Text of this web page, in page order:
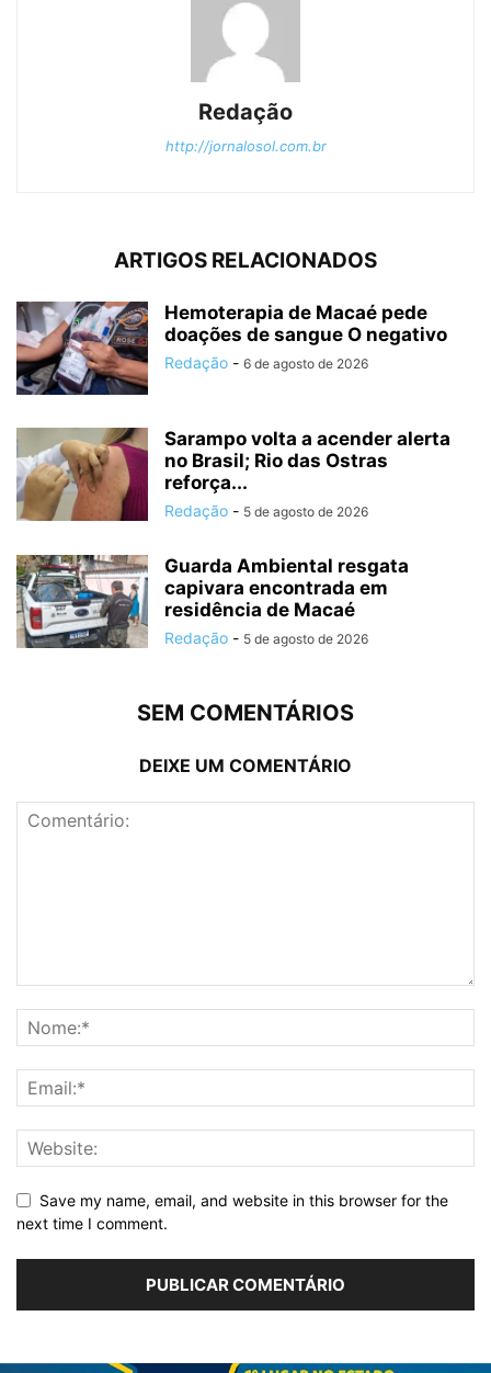
Redação
http://jornalosol.com.br
ARTIGOS RELACIONADOS
Hemoterapia de Macaé pede
doações de sangue O negativo
Redação - 6 de agosto de 2026
Sarampo volta a acender alerta
no Brasil; Rio das Ostras
reforça...
Redação - 5 de agosto de 2026
Guarda Ambiental resgata
capivara encontrada em
residência de Macaé
Redação - 5 de agosto de 2026
SEM COMENTÁRIOS
DEIXE UM COMENTÁRIO
Save my name, email, and website in this browser for the
next time I comment.